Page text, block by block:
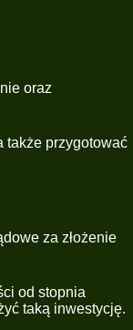
oraz
także przygotować
za złożenie
od stopnia
taką inwestycję.